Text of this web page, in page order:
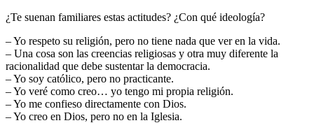
¿Te suenan familiares estas actitudes? ¿Con qué ideología?
– Yo respeto su religión, pero no tiene nada que ver en la vida.
– Una cosa son las creencias religiosas y otra muy diferente la
racionalidad que debe sustentar la democracia.
– Yo soy católico, pero no practicante.
– Yo veré como creo… yo tengo mi propia religión.
– Yo me confieso directamente con Dios.
– Yo creo en Dios, pero no en la Iglesia.